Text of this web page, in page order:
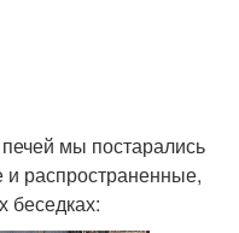
мы постарались
распространенные,
беседках: